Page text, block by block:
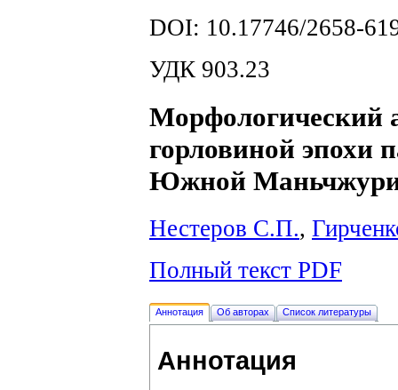
DOI: 10.17746/2658-
УДК 903.23
Морфологический
горловиной эпохи
Южной
Нестеров С.П.,
Полный текст PDF
Аннотация Об авторах Список литературы
Аннотация